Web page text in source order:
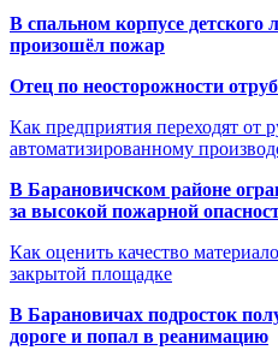
В спальном корпусе детского
произошёл пожар
Отец по неосторожности
Как предприятия переходят от
автоматизированному
В Барановичском районе
за высокой пожарной
Как оценить качество
закрытой площадке
В Барановичах подросток
дороге и попал в реанимацию